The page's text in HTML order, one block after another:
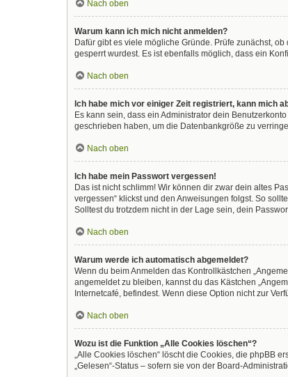
Nach oben
Warum kann ich mich nicht anmelden?
Dafür gibt es viele mögliche Gründe. Prüfe zunächst,
gesperrt wurdest. Es ist ebenfalls möglich, dass ein
Nach oben
Ich habe mich vor einiger Zeit registriert, kann mich
Es kann sein, dass ein Administrator dein
geschrieben haben, um die Datenbankgröße zu
Nach oben
Ich habe mein Passwort vergessen!
Das ist nicht schlimm! Wir können dir zwar dein altes
vergessen“ klickst und den Anweisungen folgst. So
Solltest du trotzdem nicht in der Lage sein, dein
Nach oben
Warum werde ich automatisch abgemeldet?
Wenn du beim Anmelden das Kontrollkästchen
angemeldet zu bleiben, kannst du das Kästchen
Internetcafé, befindest. Wenn diese Option nicht zur
Nach oben
Wozu ist die Funktion „Alle Cookies löschen“?
„Alle Cookies löschen“ löscht die Cookies, die phpBB
„Gelesen“-Status – sofern sie von der Board-